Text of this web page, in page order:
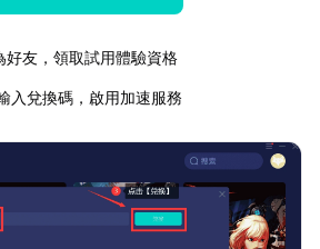
友，領取試用體驗資格
入兌換碼，啟用加速服務